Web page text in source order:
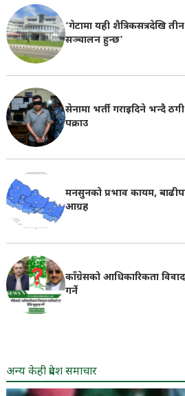
‘गेटामा यही शैत्रिकसत्रदेखि
सञ्चालन हुन्छ’
सेनामा भर्ती गराइदिने भन्दै
पक्राउ
मनसुनको प्रभाव कायम,
आग्रह
काँग्रेसको आधिकारिकता
गर्ने
अन्य केही प्रदेश समाचार